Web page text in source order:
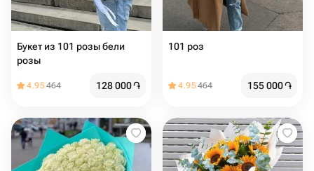
Букет из 101 розы бели
розы
4.95464 128 000֏
101 роз
4.95464 155 000֏